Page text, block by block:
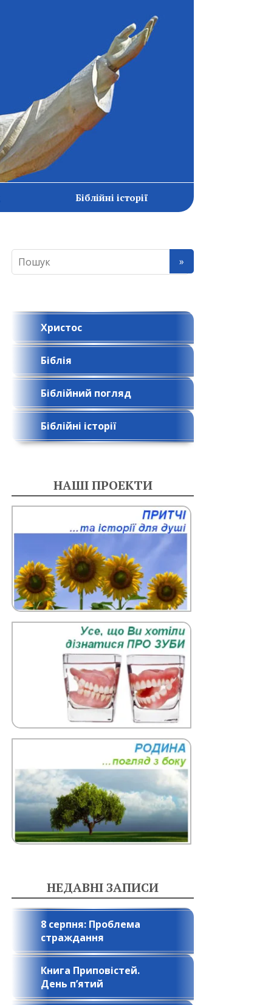
Біблійні історії
Христос
Біблія
Біблійний погляд
Біблійні історії
НАШІ ПРОЕКТИ
НЕДАВНІ ЗАПИСИ
8 серпня: Проблема
страждання
Книга Приповістей.
День п’ятий